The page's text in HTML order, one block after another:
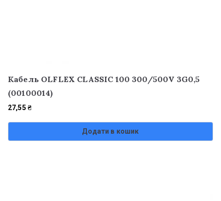
Кабель OLFLEX CLASSIC 100 300/500V 3G0,5
(00100014)
27,55 ₴
Додати в кошик